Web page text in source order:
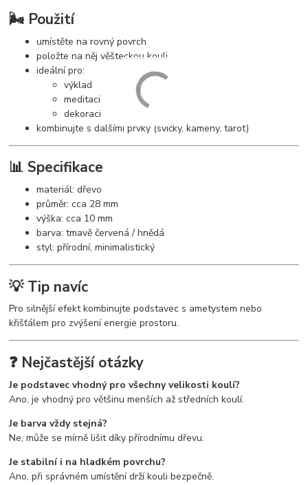
🌬️ Použití
umístěte na rovný povrch
položte na něj věšteckou kouli
ideální pro:
výklad
meditaci
dekoraci
kombinujte s dalšími prvky (svíčky, kameny, tarot)
📊 Specifikace
materiál: dřevo
průměr: cca 28 mm
výška: cca 10 mm
barva: tmavě červená / hnědá
styl: přírodní, minimalistický
💡 Tip navíc
Pro silnější efekt kombinujte podstavec s ametystem nebo
křišťálem pro zvýšení energie prostoru.
❓ Nejčastější otázky
Je podstavec vhodný pro všechny velikosti koulí?
Ano, je vhodný pro většinu menších až středních koulí.
Je barva vždy stejná?
Ne, může se mírně lišit díky přírodnímu dřevu.
Je stabilní i na hladkém povrchu?
Ano, při správném umístění drží kouli bezpečně.